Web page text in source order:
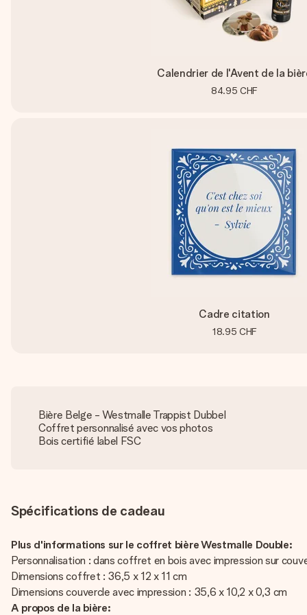
Calendrier de l'Avent de la
84.95 CHF
Cadre citation
18.95 CHF
Bière Belge - Westmalle Trappist Dubbel
Coffret personnalisé avec vos photos
Bois certifié label FSC
Spécifications de cadeau
Plus d'informations sur le coffret bière Westmalle Double:
Personnalisation : dans coffret en bois avec impression sur
Dimensions coffret : 36,5 x 12 x 11 cm
Dimensions couvercle avec impression : 35,6 x 10,2 x 0,3 cm
A propos de la bière: